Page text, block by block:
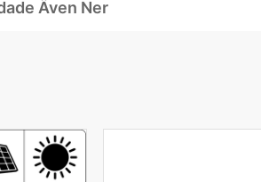
Även Ner